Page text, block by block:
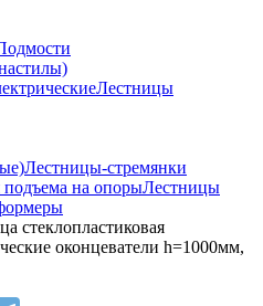
Лестницы
Лестницы-стремянки
на опорыЛестницы
оконцеватели h=1000мм,